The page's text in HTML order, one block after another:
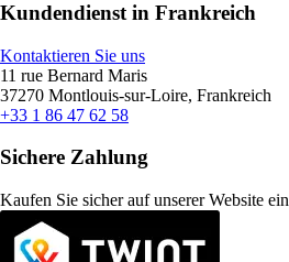
Kundendienst in Frankreich
Kontaktieren Sie uns
11 rue Bernard Maris
37270 Montlouis-sur-Loire, Frankreich
+33 1 86 47 62 58
Sichere Zahlung
Kaufen Sie sicher auf unserer Website ein